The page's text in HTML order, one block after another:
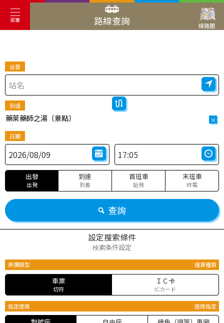
菜單 路線查詢 線路圖
出發
到達
藥萊藥師之湯〔景點〕 ×
日期
出發
出発
到達
到着
首班車
始発
末班車
終電
查詢
設定搜索條件
検索条件設定
票價類型 運賃種類
車票
切符
ＩＣ卡
ICカード
指定座席 座席指定